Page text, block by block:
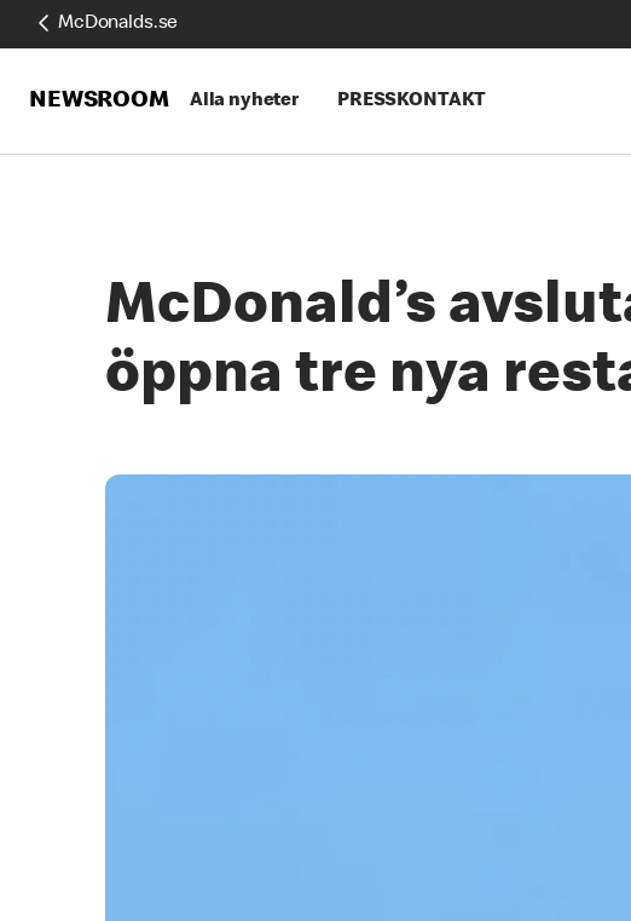
McDonalds.se
NEWSROOM Alla nyheter PRESSKONTAKT
McDonald’s
öppna tre nya